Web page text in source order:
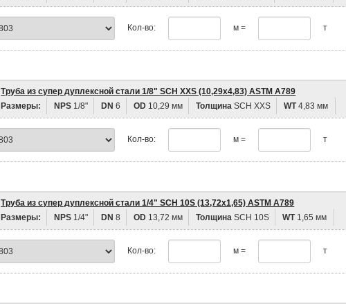
Кол-во: м = т
Труба из супер дуплексной стали 1/8" SCH XXS (10,29х4,83) ASTM A789
Размеры:
NPS 1/8" DN 6 OD 10,29 мм Толщина SCH XXS WT4,83 мм
Кол-во: м = т
Труба из супер дуплексной стали 1/4" SCH 10S (13,72х1,65) ASTM A789
Размеры:
NPS 1/4" DN 8 OD 13,72 мм Толщина SCH 10S WT1,65 мм
Кол-во: м = т